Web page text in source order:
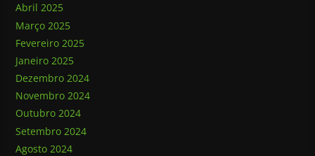
Abril 2025
Março 2025
Fevereiro 2025
Janeiro 2025
Dezembro 2024
Novembro 2024
Outubro 2024
Setembro 2024
Agosto 2024